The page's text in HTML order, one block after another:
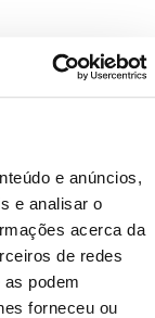
e anúncios,
e analisar o
acerca da
de redes
podem
forneceu ou